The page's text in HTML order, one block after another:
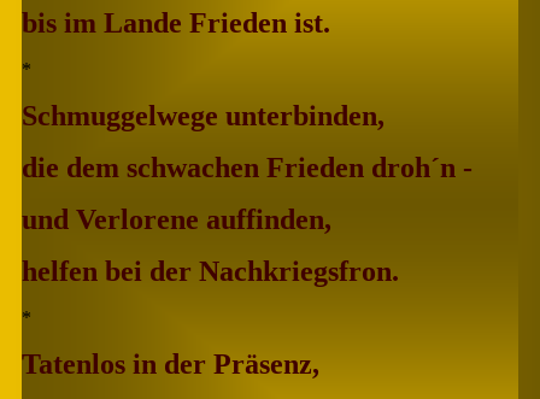
bis im Lande Frieden ist.
*
Schmuggelwege unterbinden,
die dem schwachen Frieden droh´n -
und Verlorene auffinden,
helfen bei der Nachkriegsfron.
*
Tatenlos in der Präsenz,